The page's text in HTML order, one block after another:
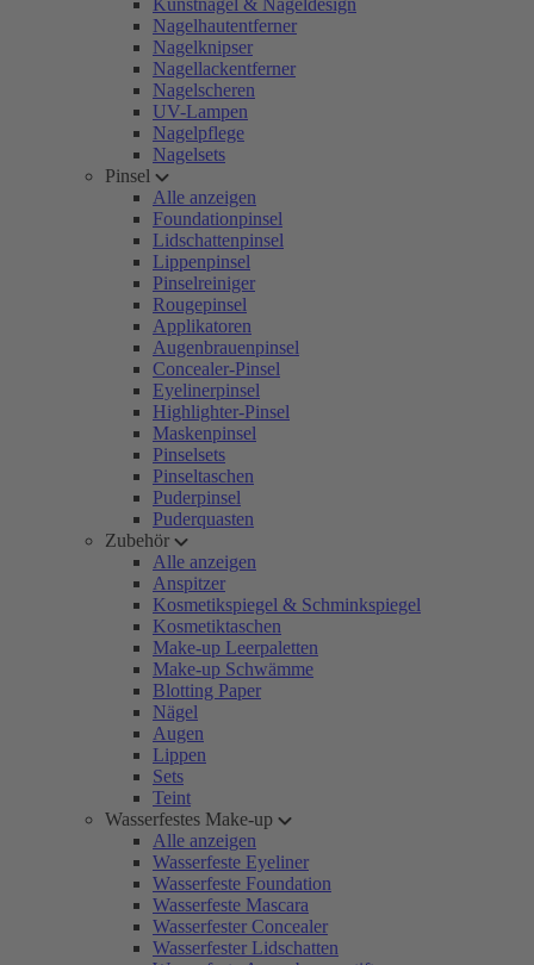
Kunstnägel & Nageldesign
Nagelhautentferner
Nagelknipser
Nagellackentferner
Nagelscheren
UV-Lampen
Nagelpflege
Nagelsets
Pinsel
Alle anzeigen
Foundationpinsel
Lidschattenpinsel
Lippenpinsel
Pinselreiniger
Rougepinsel
Applikatoren
Augenbrauenpinsel
Concealer-Pinsel
Eyelinerpinsel
Highlighter-Pinsel
Maskenpinsel
Pinselsets
Pinseltaschen
Puderpinsel
Puderquasten
Zubehör
Alle anzeigen
Anspitzer
Kosmetikspiegel & Schminkspiegel
Kosmetiktaschen
Make-up Leerpaletten
Make-up Schwämme
Blotting Paper
Nägel
Augen
Lippen
Sets
Teint
Wasserfestes Make-up
Alle anzeigen
Wasserfeste Eyeliner
Wasserfeste Foundation
Wasserfeste Mascara
Wasserfester Concealer
Wasserfester Lidschatten